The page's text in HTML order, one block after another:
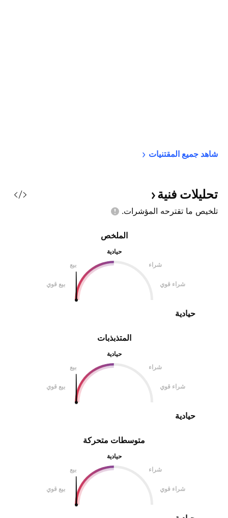
شاهد جميع المقتنيات
تحليلات فنية
تلخيص ما تقترحه المؤشرات.
المتذبذبات
حيادية
بيع
شراء
بيع قوي شراء قوي
حيادية
الملخص
حيادية
بيع
شراء
بيع قوي شراء قوي
حيادية
متوسطات متحركة
حيادية
بيع
شراء
بيع قوي شراء قوي